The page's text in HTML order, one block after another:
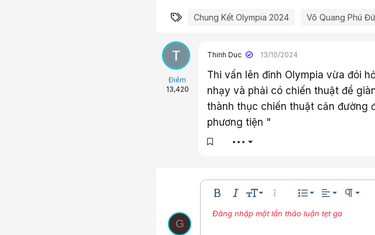
Từ khóa
Chung Kết Olympia 2024 Võ Quang Phú
Điểm
13,420
Thinh Duc 13/10/2024
Thi vấn lên đỉnh Olympia vừa đói
nhạy và phải có chiến thuật để
thành thục chiến thuật cản đường
phương tiện "
•••
G
Bold In nghiêng
Kích thước
10
Thêm tùy chọn…
Danh sáchDanh sách
Danh sách
Căn lề
Căn trái
Căn giữa
Normal
Nhúng thư viện
Màu chữPhông chữArial
Gạch ngang
Gạch chân
Inline code
Inline
Đăng nhập một lần thảo luận tẹt ga